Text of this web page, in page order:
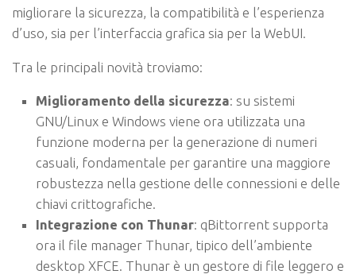
migliorare la sicurezza, la compatibilità e l’esperienza
d’uso, sia per l’interfaccia grafica sia per la WebUI.
Tra le principali novità troviamo:
Miglioramento della sicurezza: su sistemi
GNU/Linux e Windows viene ora utilizzata una
funzione moderna per la generazione di numeri
casuali, fondamentale per garantire una maggiore
robustezza nella gestione delle connessioni e delle
chiavi crittografiche.
Integrazione con Thunar: qBittorrent supporta
ora il file manager Thunar, tipico dell’ambiente
desktop XFCE. Thunar è un gestore di file leggero e